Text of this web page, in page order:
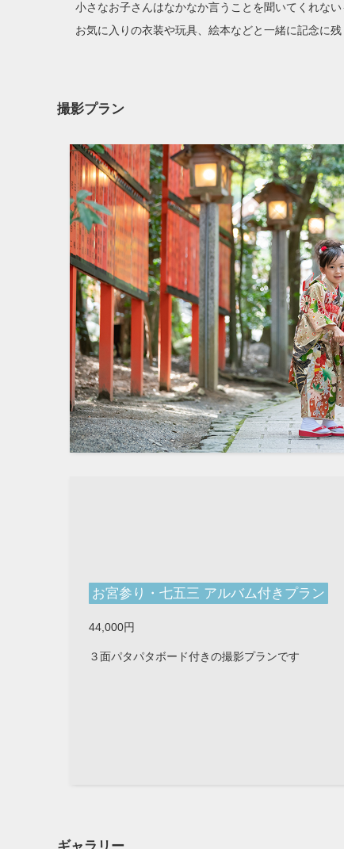
小さなお子さんはなかなか言うことを聞いてくれな
お気に入りの衣装や玩具、絵本などと一緒に記念に残
撮影プラン
お宮参り・七五三 アルバム付きプラン
44,000円
３面パタパタボード付きの撮影プランです
ギャラリー